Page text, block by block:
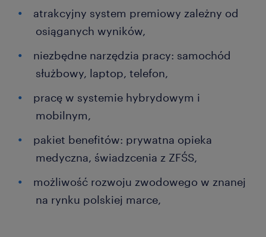
atrakcyjny system premiowy zależny od
osiąganych wyników,
niezbędne narzędzia pracy: samochód
służbowy, laptop, telefon,
pracę w systemie hybrydowym i
mobilnym,
pakiet benefitów: prywatna opieka
medyczna, świadzcenia z ZFŚS,
możliwość rozwoju zwodowego w znanej
na rynku polskiej marce,